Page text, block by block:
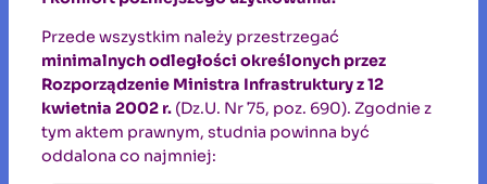
Przede wszystkim należy przestrzegać
minimalnych odległości określonych przez
Rozporządzenie Ministra Infrastruktury z 12
kwietnia 2002 r. (Dz.U. Nr 75, poz. 690). Zgodnie z
tym aktem prawnym, studnia powinna być
oddalona co najmniej: